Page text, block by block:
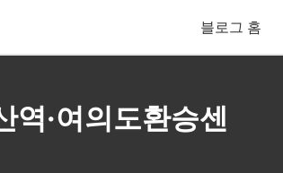
블로그 홈
·여의도환승센